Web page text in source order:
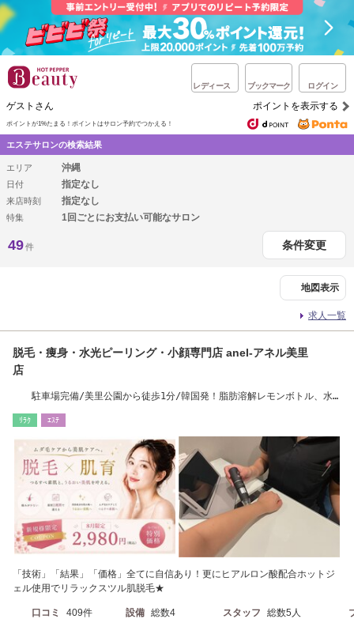
レディース ブックマーク ログイン
ゲストさん ポイントを表示する
ポイントが1%たまる！ ポイントはサロン予約でつかえる！
エステサロンの検索結果
エリア 沖縄
日付 指定なし
来店時刻 指定なし
特集 1回ごとにお支払い可能なサロン
49件 条件変更
地図表示
求人一覧
脱毛・痩身・水光ピーリング・小顔専門店 anel-アネル美里
店
駐車場完備/美里公園から徒歩1分/韓国発！脂肪溶解レモンボトル、水
ﾘﾗｸ ｴｽﾃ
「技術」「結果」「価格」全てに自信あり！更にヒアルロン酸配合ホットジ
ェル使用でリラックスツル肌脱毛★
口コミ 409件 設備 総数4 スタッフ 総数5人